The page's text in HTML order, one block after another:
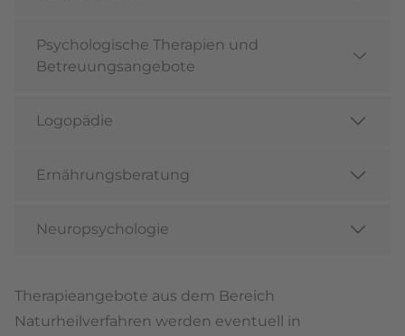
Psychologische Therapien und
Betreuungsangebote
Logopädie
Ernährungsberatung
Neuropsychologie
Therapieangebote aus dem Bereich
Naturheilverfahren werden eventuell in